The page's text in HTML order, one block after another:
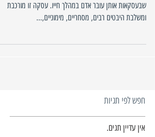
שבעסקאות אותן עובר אדם במהלך חייו. עסקה זו מורכבת
ומשלבת היבטים רבים, מסחריים, מימוניים,...
חפש לפי תגיות
אין עדיין תגים.